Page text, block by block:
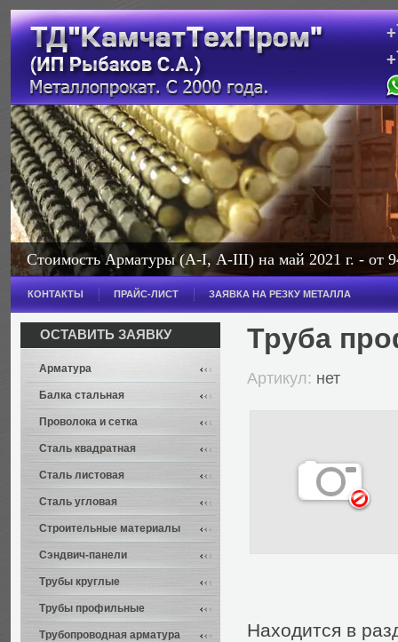
Стоимость Арматуры (А-I, А-III) на май 2021 г. - от
КОНТАКТЫ ПРАЙС-ЛИСТ ЗАЯВКА НА РЕЗКУ МЕТАЛЛА
Труба
Артикул: нет
Находится в
ОСТАВИТЬ ЗАЯВКУ
Арматура
Балка стальная
Проволока и сетка
Сталь квадратная
Сталь листовая
Сталь угловая
Строительные материалы
Сэндвич-панели
Трубы круглые
Трубы профильные
Трубопроводная арматура